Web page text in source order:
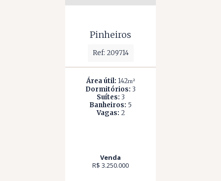
Pinheiros
Ref: 209714
Área útil: 142m²
Dormitórios: 3
Suítes: 3
Banheiros: 5
Vagas: 2
Venda
R$ 3.250.000